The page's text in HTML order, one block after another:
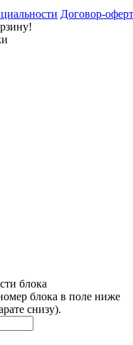
Договор-
блока
блока в поле ниже
снизу).